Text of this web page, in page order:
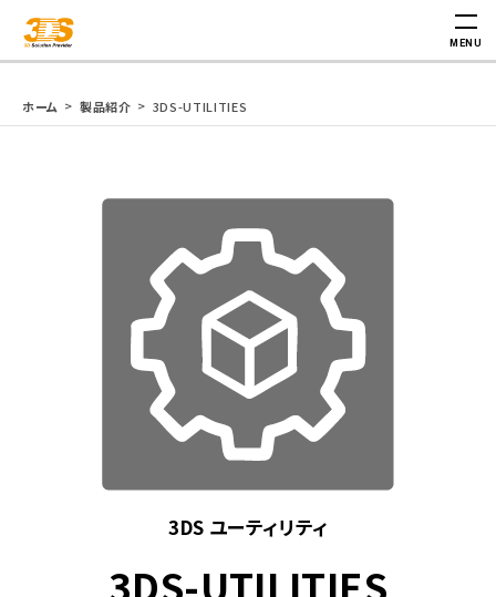
MENU
ホーム 製品紹介 3DS-UTILITIES
3DS ユーティリティ
3DS-UTILITIES